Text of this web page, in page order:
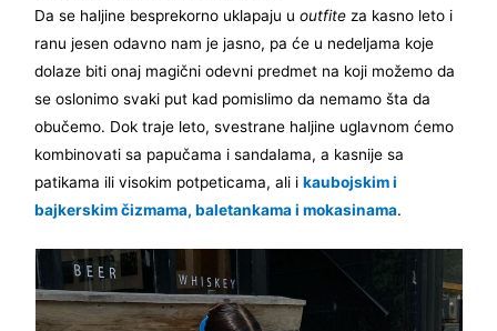
Da se haljine besprekorno uklapaju uoutfite za kasno leto i
ranu jesen odavno nam je jasno, pa će u nedeljama koje
dolaze biti onaj magični odevni predmet na koji možemo da
se oslonimo svaki put kad pomislimo da nemamo šta da
obučemo. Dok traje leto, svestrane haljine uglavnom ćemo
kombinovati sa papučama i sandalama, a kasnije sa
patikama ili visokim potpeticama, ali ikaubojskim i
bajkerskim čizmama, baletankama i mokasinama.